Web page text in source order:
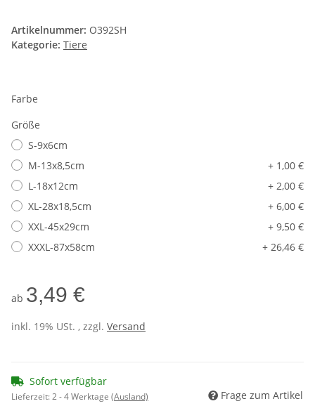
Artikelnummer: O392SH
Kategorie: Tiere
Farbe
Größe
S-9x6cm
M-13x8,5cm
+ 1,00 €
L-18x12cm
+ 2,00 €
XL-28x18,5cm
+ 6,00 €
XXL-45x29cm
+ 9,50 €
XXXL-87x58cm
+ 26,46 €
ab 3,49 €
inkl. 19% USt. , zzgl. Versand
Sofort verfügbar
Lieferzeit:2 - 4 Werktage (Ausland) Frage zum Artikel